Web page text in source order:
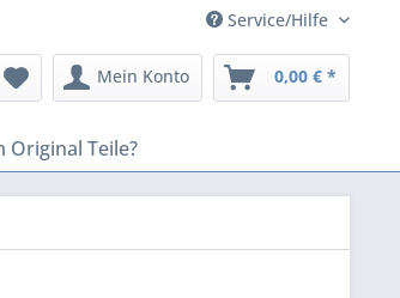
Service/Hilfe
Mein Konto 0,00 € *
Original Teile?